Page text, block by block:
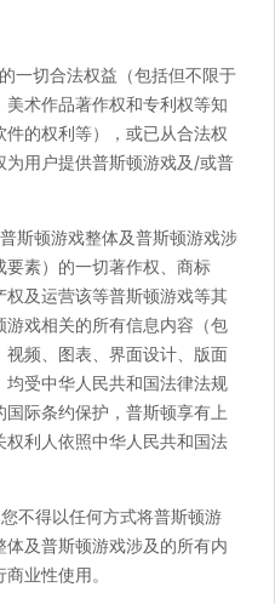
一切合法权益（包括但不限于
术作品著作权和专利权等知
的权利等），或已从合法权
用户提供普斯顿游戏及/或普
斯顿游戏整体及普斯顿游戏涉
素）的一切著作权、商标
及运营该等普斯顿游戏等其
戏相关的所有信息内容（包
频、图表、界面设计、版面
受中华人民共和国法律法规
际条约保护，普斯顿享有上
利人依照中华人民共和国法
不得以任何方式将普斯顿游
及普斯顿游戏涉及的所有内
业性使用。